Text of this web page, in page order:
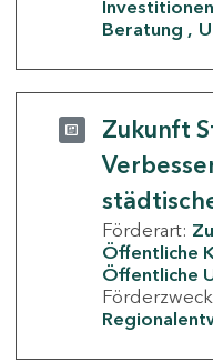
Beratung
Zukunft
Förderart:
Öffentliche
Öffentliche